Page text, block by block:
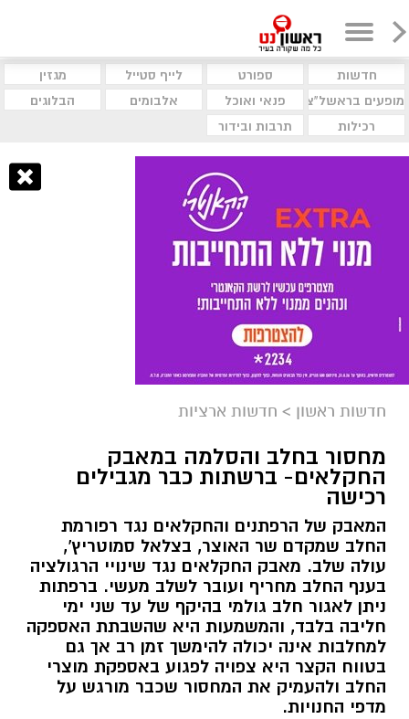
חדשות ספורט לייף סטייל
מגזין
מופעים בראשל"צ
פנאי ואוכל אלבומים
הבלוגים
רכילות
תרבות ובידור
חדשות ראשון > חדשות ארציות
מחסור בחלב והסלמה במאבק
החקלאים- ברשתות כבר מגבילים
רכישה
המאבק של הרפתנים והחקלאים נגד רפורמת
החלב שמקדם שר האוצר, בצלאל סמוטריץ',
עולה שלב. מאבק החקלאים נגד שינויי הרגולציה
בענף החלב מחריף ועובר לשלב מעשי. ברפתות
ניתן לאגור חלב גולמי בהיקף של עד שני ימי
חליבה בלבד, והמשמעות היא שהשבתת האספקה
למחלבות אינה יכולה להימשך זמן רב אך גם
בטווח הקצר היא צפויה לפגוע באספקת מוצרי
החלב ולהעמיק את המחסור שכבר מורגש על
מדפי החנויות.